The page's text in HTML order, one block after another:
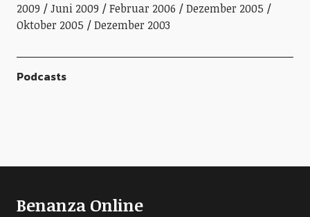
2009
Juni 2009 Februar 2006
Dezember 2005
Oktober 2005
Dezember 2003
Podcasts
Benanza Online